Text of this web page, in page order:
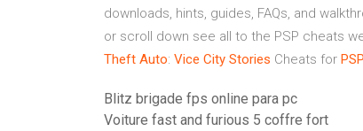
downloads, hints, guides, FAQs, and
or scroll down see all to the PSP cheats
Theft Auto: Vice City Stories Cheats for PSP
Blitz brigade fps online para pc
Voiture fast and furious 5 coffre fort